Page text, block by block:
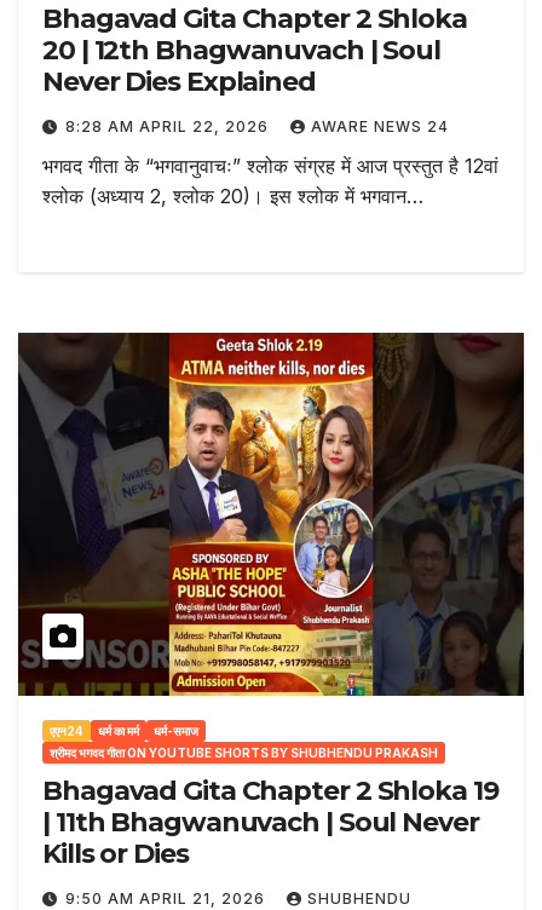
Bhagavad Gita Chapter 2 Shloka
20 | 12th Bhagwanuvach | Soul
Never Dies Explained
8:28 AM APRIL 22, 2026 AWARE NEWS 24
भगवद गीता के “भगवानुवाचः” श्लोक संग्रह में आज प्रस्तुत है 12वां
श्लोक (अध्याय 2, श्लोक 20)। इस श्लोक में भगवान…
एएन24 धर्म का मर्म
धर्म-समाज
श्रीमद भगवद गीता ON YOUTUBE SHORTS BY SHUBHENDU PRAKASH
Bhagavad Gita Chapter 2 Shloka 19
| 11th Bhagwanuvach | Soul Never
Kills or Dies
9:50 AM APRIL 21, 2026
SHUBHENDU